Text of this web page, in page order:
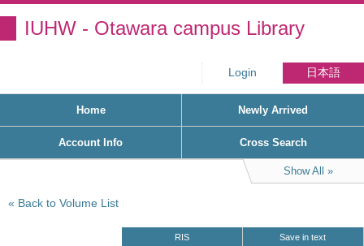
IUHW - Otawara campus Library
Login 日本語
Home Newly Arrived
Account Info Cross Search
Show All
Back to Volume List
RIS Save in text